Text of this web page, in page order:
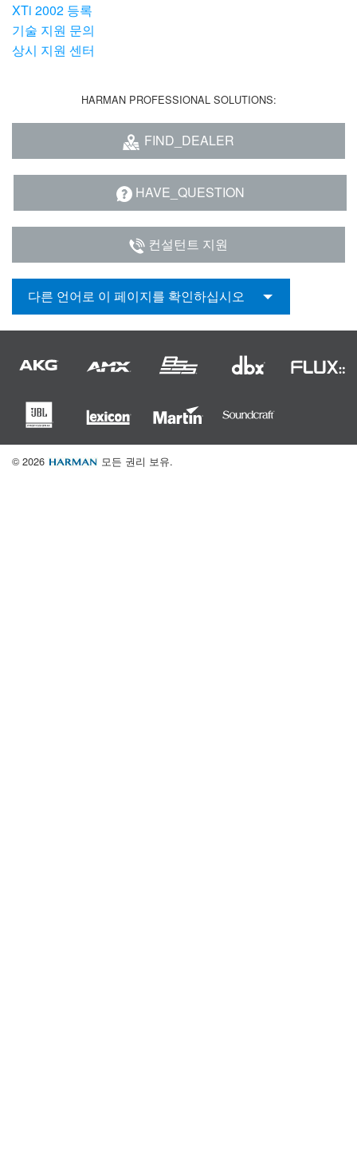
XTi 2002 등록
기술 지원 문의
상시 지원 센터
HARMAN PROFESSIONAL SOLUTIONS:
FIND_DEALER
HAVE_QUESTION
컨설턴트 지원
다른 언어로 이 페이지를 확인하십시오
© 2026 모든 권리 보유.